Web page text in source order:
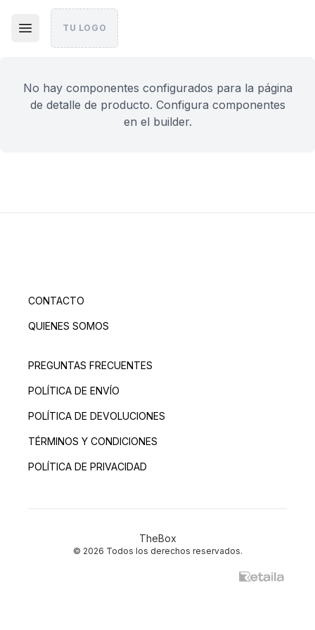
TU LOGO
No hay componentes configurados para la página
de detalle de producto. Configura componentes
en el builder.
CONTACTO
QUIENES SOMOS
PREGUNTAS FRECUENTES
POLÍTICA DE ENVÍO
POLÍTICA DE DEVOLUCIONES
TÉRMINOS Y CONDICIONES
POLÍTICA DE PRIVACIDAD
TheBox
© 2026 Todos los derechos reservados.